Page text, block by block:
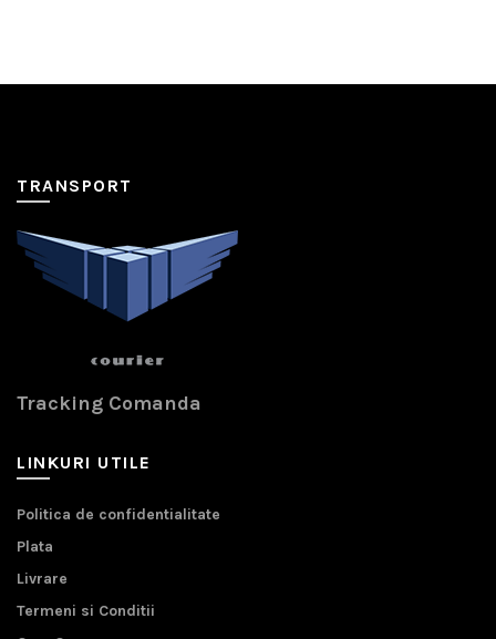
TRANSPORT
Tracking Comanda
LINKURI UTILE
Politica de confidentialitate
Plata
Livrare
Termeni si Conditii